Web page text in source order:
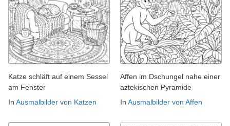
Katze schläft auf einem Sessel
am Fenster
In Ausmalbilder von Katzen
Affen im Dschungel nahe einer
aztekischen Pyramide
In Ausmalbilder von Affen